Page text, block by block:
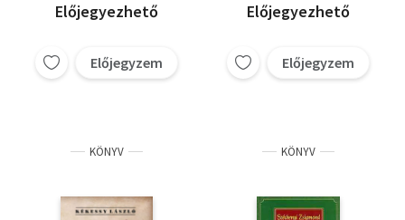
Előjegyezhető
Előjegyzem
Előjegyezhető
Előjegyzem
KÖNYV KÖNYV